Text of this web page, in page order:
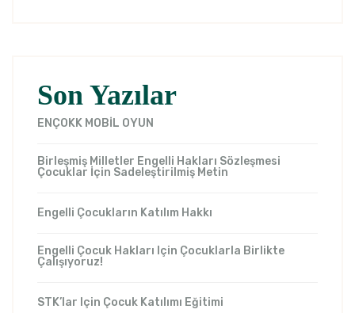
Son Yazılar
ENÇOKK MOBİL OYUN
Birleşmiş Milletler Engelli Hakları Sözleşmesi
Çocuklar İçin Sadeleştirilmiş Metin
Engelli Çocukların Katılım Hakkı
Engelli Çocuk Hakları Için Çocuklarla Birlikte
Çalışıyoruz!
STK’lar Için Çocuk Katılımı Eğitimi